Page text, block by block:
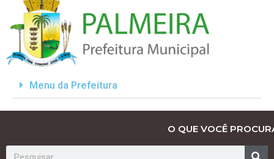
Menu da Prefeitura
O QUE VOCÊ